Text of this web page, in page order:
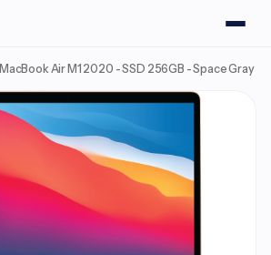
MacBook Air M1 2020 - SSD 256GB - Space Gray